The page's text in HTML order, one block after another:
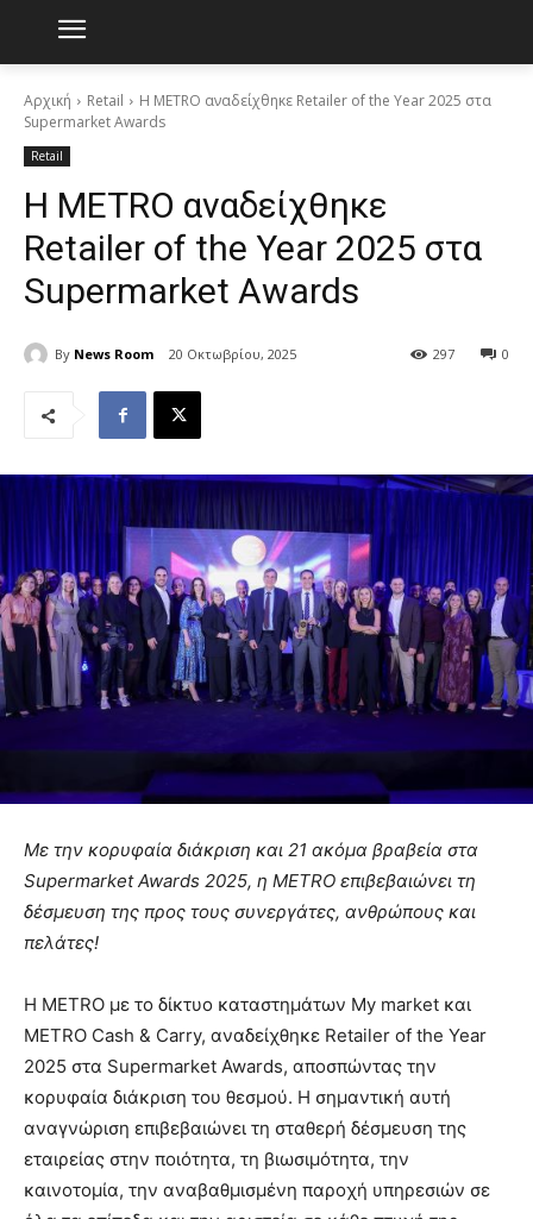
Αρχική Retail
Η METRO αναδείχθηκε Retailer of the Year 2025 στα
Supermarket Awards
Retail
Η METRO αναδείχθηκε
Retailer of the Year 2025 στα
Supermarket Awards
By News Room 20 Οκτωβρίου, 2025 0
297
Με την κορυφαία διάκριση και 21 ακόμα βραβεία στα
Supermarket Awards 2025, η METRO επιβεβαιώνει τη
δέσμευση της προς τους συνεργάτες, ανθρώπους και
πελάτες!
Η METRO με το δίκτυο καταστημάτων My market και
METRO Cash & Carry, αναδείχθηκε Retailer of the Year
2025 στα Supermarket Awards, αποσπώντας την
κορυφαία διάκριση του θεσμού. Η σημαντική αυτή
αναγνώριση επιβεβαιώνει τη σταθερή δέσμευση της
εταιρείας στην ποιότητα, τη βιωσιμότητα, την
καινοτομία, την αναβαθμισμένη παροχή υπηρεσιών σε